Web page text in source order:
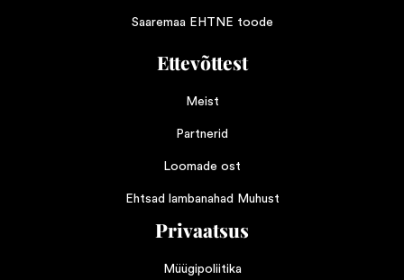
Saaremaa EHTNE toode
Ettevõttest
Meist
Partnerid
Loomade ost
Ehtsad lambanahad Muhust
Privaatsus
Müügipoliitika